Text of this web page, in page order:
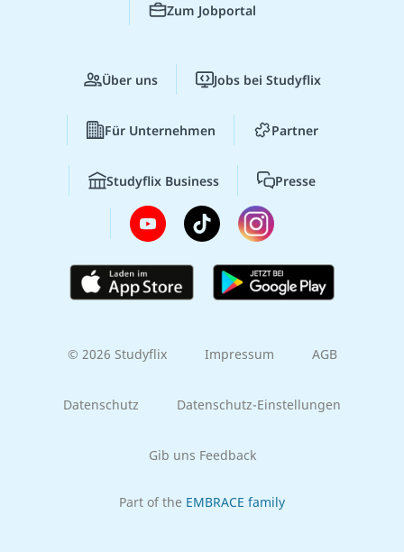
Zum Jobportal
Über uns Jobs bei Studyflix
Für Unternehmen Partner
Studyflix Business Presse
© 2026 Studyflix Impressum AGB
Datenschutz Datenschutz-Einstellungen
Gib uns Feedback
Part of the EMBRACE family